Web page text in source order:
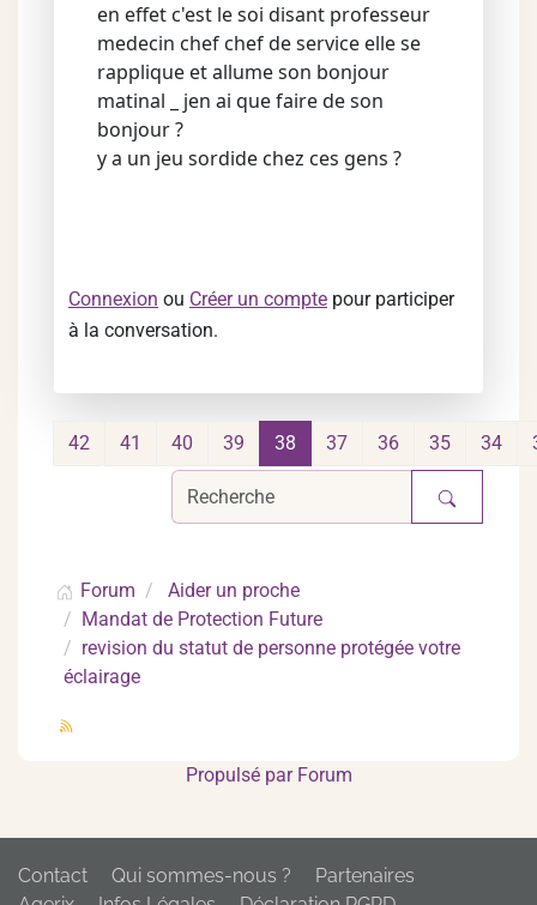
en effet c'est le soi disant professeur
medecin chef chef de service elle se
rapplique et allume son bonjour
matinal _ jen ai que faire de son
bonjour ?
y a un jeu sordide chez ces gens ?
Connexion ou Créer un compte pour participer
à la conversation.
34
35
36
37
38
39
40
41
42
Forum
Aider un proche
Mandat de Protection Future
revision du statut de personne protégée votre
éclairage
Propulsé par Forum
Contact Qui sommes-nous ?
Partenaires